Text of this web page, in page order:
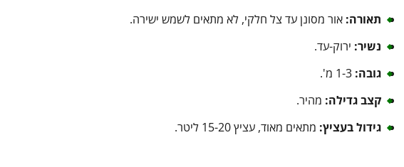
תאורה: אור מסונן עד צל חלקי, לא מתאים לשמש ישירה.
נשיר: ירוק-עד.
גובה:
קצב גדילה: מהיר.
גידול בעציץ: מתאים מאוד, עציץ 15-20 ליטר.